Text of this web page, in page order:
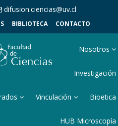
difusion.ciencias@uv.cl
BIBLIOTECA CONTACTO
Nosotros
Investigación
Vinculación Bioetica
HUB Microscopía